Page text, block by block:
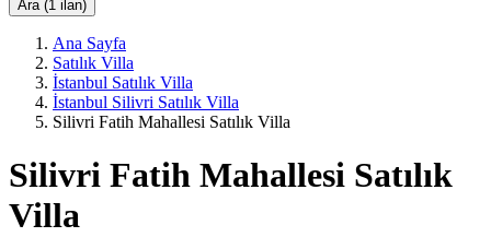
Ara (1 ilan)
Ana Sayfa
Satılık Villa
İstanbul Satılık Villa
İstanbul Silivri Satılık Villa
Silivri Fatih Mahallesi Satılık Villa
Silivri Fatih Mahallesi Satılık
Villa